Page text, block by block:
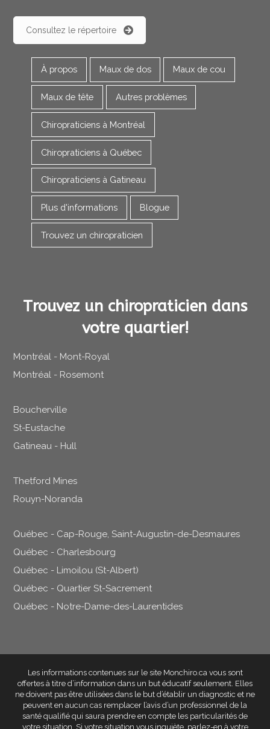
Consultez le répertoire
À propos Maux de dos Maux de cou
Maux de tête Autres problèmes
Chiropraticiens à Montréal
Chiropraticiens à Québec
Chiropraticiens à Gatineau
Plus d'informations Blogue
Trouvez un chiropraticien
Trouvez un chiropraticien dans
votre quartier!
Montréal - Mont-Royal
Montréal - Rosemont
Boucherville
St-Eustache
Gatineau - Hull
Thetford Mines
Rouyn-Noranda
Québec - Cap-Rouge, Saint-Augustin-de-Desmaures
Québec - Charlesbourg
Québec - Limoilou (St-Albert)
Québec - Quartier St-Sacrement
Québec - Notre-Dame-des-Laurentides
Les informations contenues sur le site Monchiro.ca vous sont
offertes à titre d’information dans un but éducatif seulement. Elles
ne doivent pas être utilisées dans le but d’établir un diagnostic et ne
peuvent en aucun cas remplacer l’avis d’un professionnel de la
santé qualifié qui saura prendre en compte les particularités de
votre situation. Si votre situation vous inquiète, parlez-en à votre